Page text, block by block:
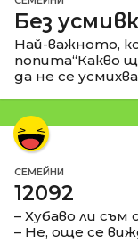
Без
Най-важното,
попита“Какво
да не се
СЕМЕЙНИ
12092
– Хубаво ли съм
– Не, още се